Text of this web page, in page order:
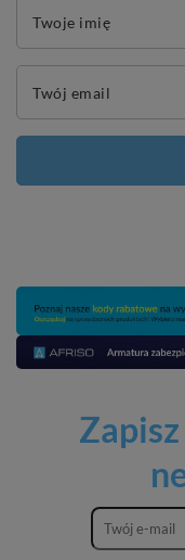
Twoje imię
Twój email